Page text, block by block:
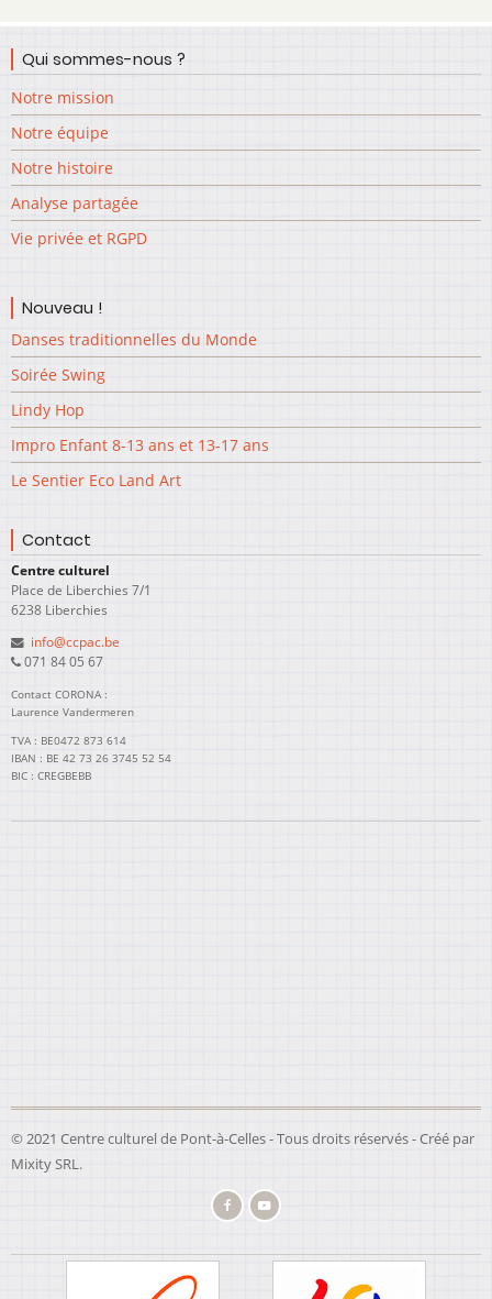
Qui sommes-nous ?
Notre mission
Notre équipe
Notre histoire
Analyse partagée
Vie privée et RGPD
Nouveau !
Danses traditionnelles du Monde
Soirée Swing
Lindy Hop
Impro Enfant 8-13 ans et 13-17 ans
Le Sentier Eco Land Art
Contact
Centre culturel
Place de Liberchies 7/1
6238 Liberchies
info@ccpac.be
071 84 05 67
Contact CORONA :
Laurence Vandermeren
TVA : BE0472 873 614
IBAN : BE 42 73 26 3745 52 54
BIC : CREGBEBB
© 2021 Centre culturel de Pont-à-Celles - Tous droits réservés - Créé par
Mixity SRL.